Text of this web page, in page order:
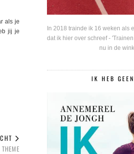
als je
jij je
In 2018 trainde ik 16 weken als
dat ik hier over schreef -
nu in de
IK HEB